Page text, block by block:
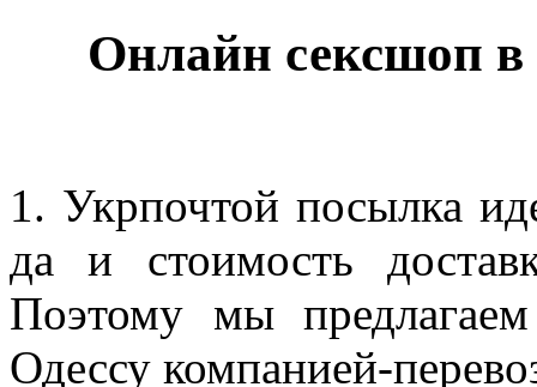
Онлайн сексшоп в
1. Укрпочтой посылка
да и стоимость
Поэтому мы
Одессу компанией-